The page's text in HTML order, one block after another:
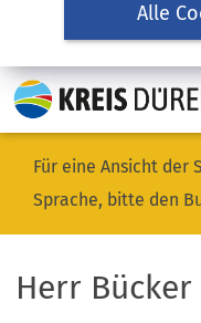
Alle
Für eine Ansicht der
Sprache, bitte den
Herr Bücker